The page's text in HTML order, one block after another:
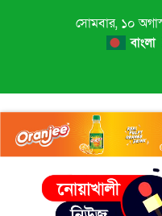
সোমবার, ১০
বাংলা